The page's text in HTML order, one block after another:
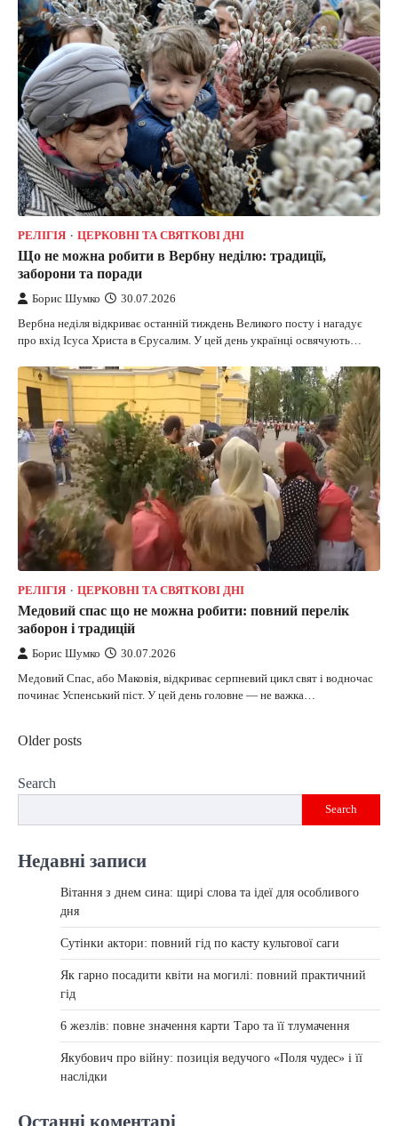
РЕЛІГІЯ ЦЕРКОВНІ ТА СВЯТКОВІ ДНІ
Що не можна робити в Вербну неділю: традиції,
заборони та поради
Борис Шумко 30.07.2026
Вербна неділя відкриває останній тиждень Великого посту і нагадує
про вхід Ісуса Христа в Єрусалим. У цей день українці освячують…
РЕЛІГІЯ ЦЕРКОВНІ ТА СВЯТКОВІ ДНІ
Медовий спас що не можна робити: повний перелік
заборон і традицій
Борис Шумко 30.07.2026
Медовий Спас, або Маковія, відкриває серпневий цикл свят і водночас
починає Успенський піст. У цей день головне — не важка…
Posts
Older posts
Search
Search
Недавні записи
Вітання з днем сина: щирі слова та ідеї для особливого
дня
Сутінки актори: повний гід по касту культової саги
Як гарно посадити квіти на могилі: повний практичний
гід
6 жезлів: повне значення карти Таро та її тлумачення
Якубович про війну: позиція ведучого «Поля чудес» і її
наслідки
Останні коментарі